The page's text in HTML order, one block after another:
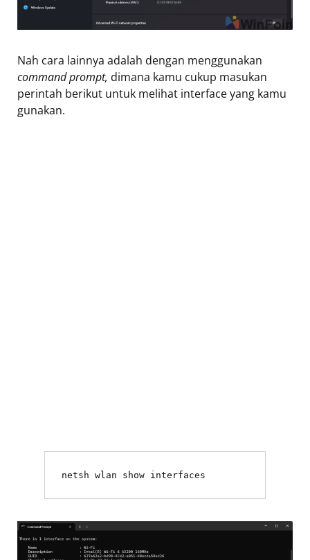
Nah cara lainnya adalah dengan menggunakan
command prompt, dimana kamu cukup masukan
perintah berikut untuk melihat interface yang kamu
gunakan.
netsh wlan show interfaces